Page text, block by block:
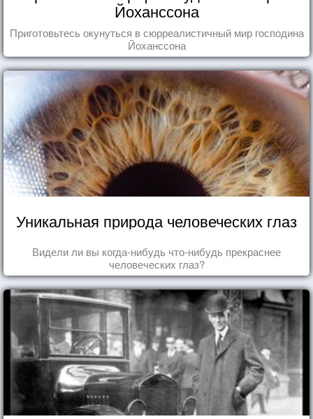
Йоханссона
Приготовьтесь окунуться в сюрреалистичный мир господина
Йоханссона
Уникальная природа человеческих глаз
Видели ли вы когда-нибудь что-нибудь прекраснее
человеческих глаз?